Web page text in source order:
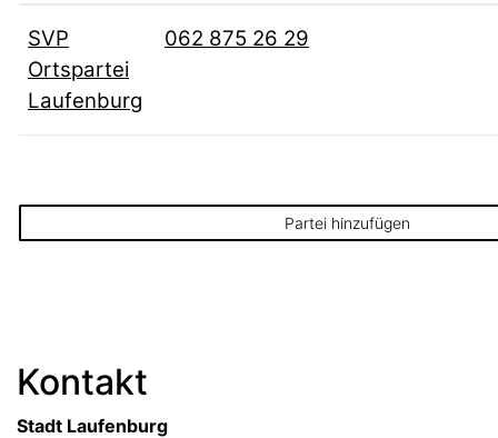
SVP
Ortspartei
Laufenburg
062 875 26 29
Partei hinzufügen
Fussbereich
Kontakt
Stadt Laufenburg